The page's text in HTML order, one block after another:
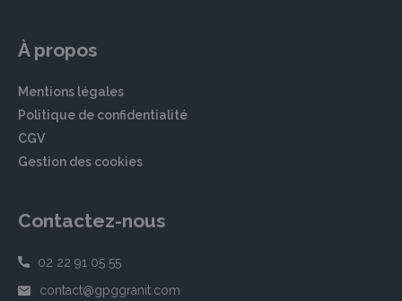
À propos
Mentions légales
Politique de confidentialité
CGV
Gestion des cookies
Contactez-nous
02 22 91 05 55
contact@gpggranit.com